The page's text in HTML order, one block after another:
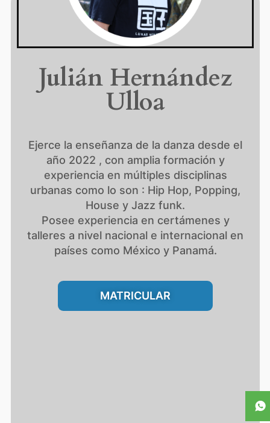
Julián Hernández
Ulloa
Ejerce la enseñanza de la danza desde el
año 2022 , con amplia formación y
experiencia en múltiples disciplinas
urbanas como lo son : Hip Hop, Popping,
House y Jazz funk.
Posee experiencia en certámenes y
talleres a nivel nacional e internacional en
países como México y Panamá.
MATRICULAR